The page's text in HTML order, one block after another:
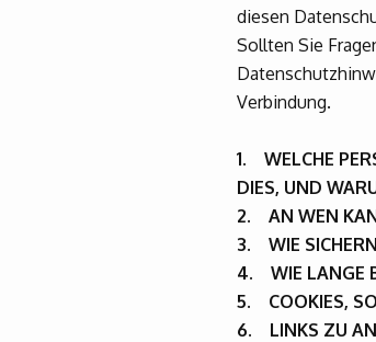
diesen
Sollten Sie
Verbindung.
1. WELCHE
DIES, UND
2. AN WEN
3. WIE
4. WIE LANGE
5. COOKIES,
6. LINKS ZU